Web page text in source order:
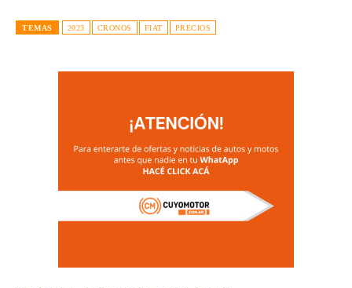
TEMAS 2023 CRONOS FIAT PRECIOS